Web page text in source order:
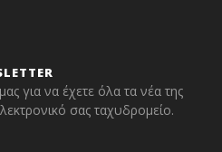
για να έχετε όλα τα νέα της
σας ταχυδρομείο.